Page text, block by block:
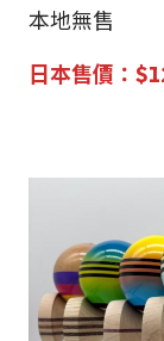
本地無售
日本售價：